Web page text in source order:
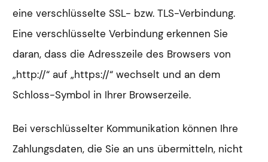
eine verschlüsselte SSL- bzw. TLS-Verbindung.
Eine verschlüsselte Verbindung erkennen Sie
daran, dass die Adresszeile des Browsers von
„http://“ auf „https://“ wechselt und an dem
Schloss-Symbol in Ihrer Browserzeile.
Bei verschlüsselter Kommunikation können Ihre
Zahlungsdaten, die Sie an uns übermitteln, nicht